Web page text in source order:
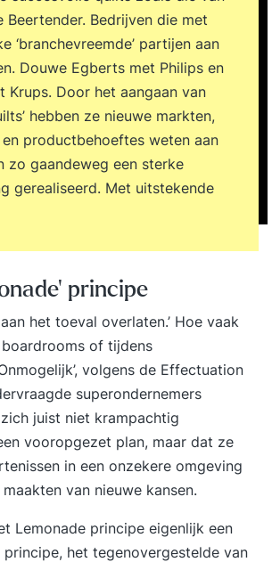
Beertender. Bedrijven die met
‘branchevreemde’ partijen aan
Douwe Egberts met Philips en
Krups. Door het aangaan van
hebben ze nieuwe markten,
productbehoeftes weten aan
zo gaandeweg een sterke
gerealiseerd. Met uitstekende
principe
het toeval overlaten.’ Hoe vaak
of tijdens
volgens de Effectuation
superondernemers
juist niet krampachtig
vooropgezet plan, maar dat ze
in een onzekere omgeving
van nieuwe kansen.
Lemonade principe eigenlijk een
het tegenovergestelde van